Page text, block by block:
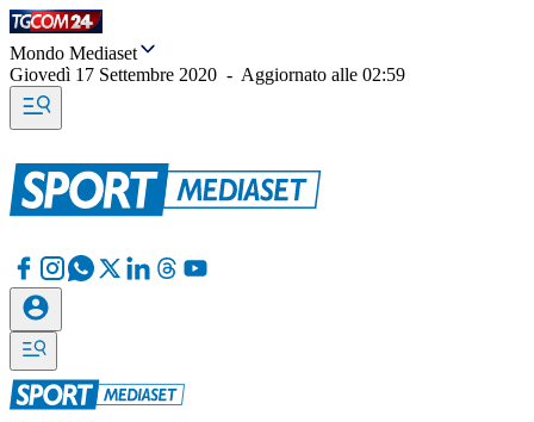
Mondo Mediaset
Giovedì 17 Settembre 2020 - Aggiornato alle 02:59